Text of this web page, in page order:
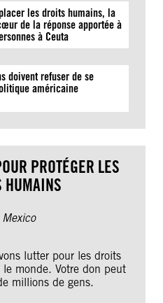
les droits humains, la
de la réponse apportée à
à Ceuta
doivent refuser de se
américaine
PROTÉGER LES
HUMAINS
lutter pour les droits
monde. Votre don peut
millions de gens.